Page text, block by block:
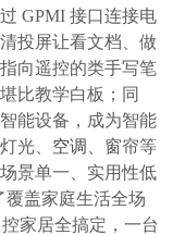
GPMI 接口连接电
投屏让看文档、做
向遥控的类手写笔
比教学白板；同
能设备，成为智能
光、 空调
、窗帘等
场景单一、实用性低
覆盖家庭生活全场
家居全搞定，一台